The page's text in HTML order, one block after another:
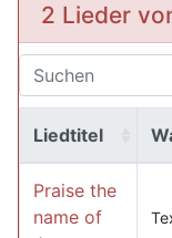
2 Lieder
Liedtitel
Praise the
name of